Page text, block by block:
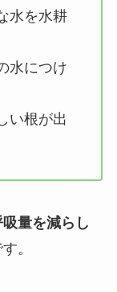
水を水耕
水につけ
い根が出
量を減らし
。